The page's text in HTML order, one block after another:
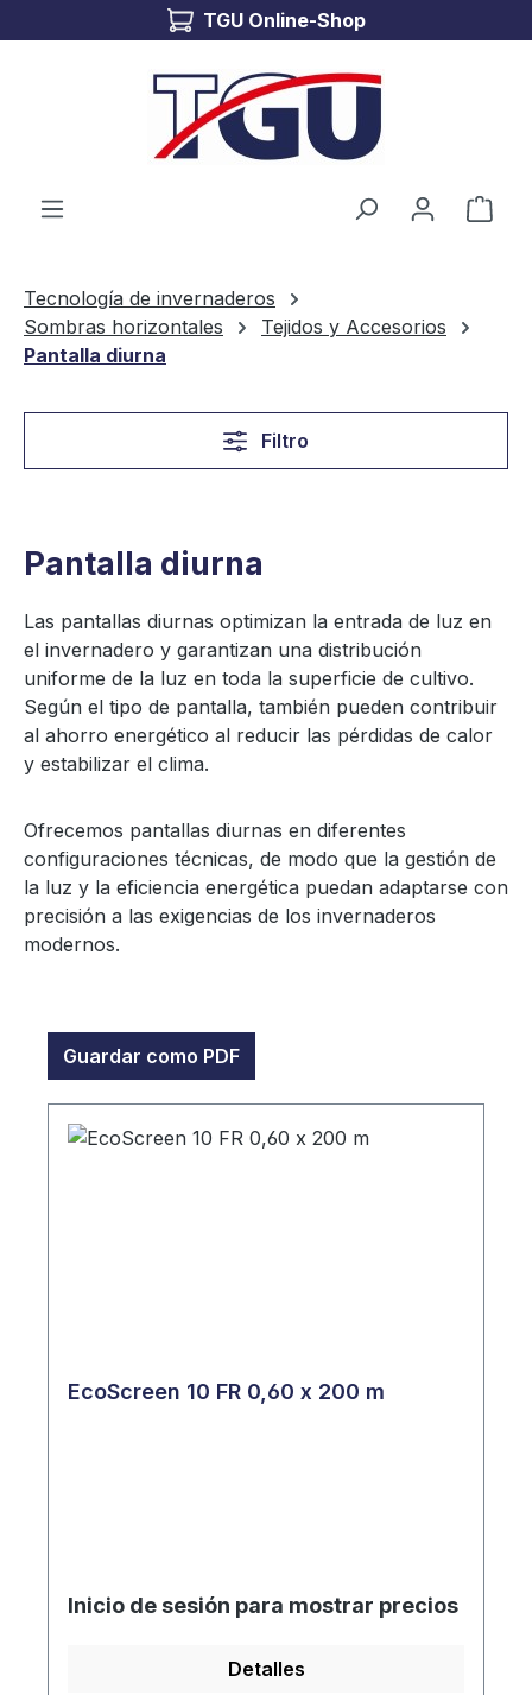
Saltar al contenido principalTGU Online-Shop
El
Tecnología de invernaderos
Sombras horizontales
Tejidos y Accesorios
Pantalla diurna
Filtro
Pantalla diurna
Las pantallas diurnas optimizan la entrada de luz en
el invernadero y garantizan una distribución
uniforme de la luz en toda la superficie de cultivo.
Según el tipo de pantalla, también pueden contribuir
al ahorro energético al reducir las pérdidas de calor
y estabilizar el clima.
Ofrecemos pantallas diurnas en diferentes
configuraciones técnicas, de modo que la gestión de
la luz y la eficiencia energética puedan adaptarse con
precisión a las exigencias de los invernaderos
modernos.
Guardar como PDF
EcoScreen 10 FR 0,60 x 200 m
Inicio de sesión para mostrar precios
Detalles